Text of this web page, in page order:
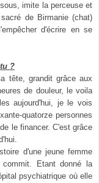
imite la perceuse et
de Birmanie (chat)
d'écrire en se
?
tête, grandit grâce aux
de douleur, le voila
aujourd'hui, je le vois
quatorze personnes
le financer. C'est grâce
d'une jeune femme
Etant donné la
psychiatrique où elle